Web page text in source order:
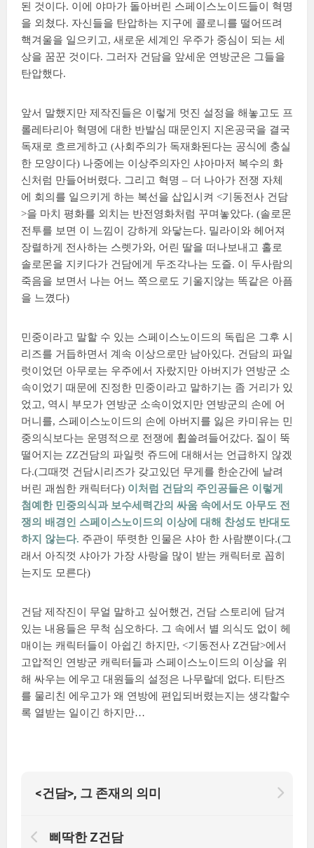
된 것이다. 이에 야마가 돌아버린 스페이스노이드들이 혁명
을 외쳤다. 자신들을 탄압하는 지구에 콜로니를 떨어뜨려
핵겨울을 일으키고, 새로운 세계인 우주가 중심이 되는 세
상을 꿈꾼 것이다. 그러자 건담을 앞세운 연방군은 그들을
탄압했다.
앞서 말했지만 제작진들은 이렇게 멋진 설정을 해놓고도 프
롤레타리아 혁명에 대한 반발심 때문인지 지온공국을 결국
독재로 흐르게하고 (사회주의가 독재화된다는 공식에 충실
한 모양이다) 나중에는 이상주의자인 샤아마저 복수의 화
신처럼 만들어버렸다. 그리고 혁명 – 더 나아가 전쟁 자체
에 회의를 일으키게 하는 복선을 삽입시켜 <기동전사 건담
>을 마치 평화를 외치는 반전영화처럼 꾸며놓았다. (솔로몬
전투를 보면 이 느낌이 강하게 와닿는다. 밀라이와 헤어져
장렬하게 전사하는 스렛가와, 어린 딸을 떠나보내고 홀로
솔로몬을 지키다가 건담에게 두조각나는 도즐. 이 두사람의
죽음을 보면서 나는 어느 쪽으로도 기울지않는 똑같은 아픔
을 느꼈다)
민중이라고 말할 수 있는 스페이스노이드의 독립은 그후 시
리즈를 거듭하면서 계속 이상으로만 남아있다. 건담의 파일
럿이었던 아무로는 우주에서 자랐지만 아버지가 연방군 소
속이었기 때문에 진정한 민중이라고 말하기는 좀 거리가 있
었고, 역시 부모가 연방군 소속이었지만 연방군의 손에 어
머니를, 스페이스노이드의 손에 아버지를 잃은 카미유는 민
중의식보다는 운명적으로 전쟁에 휩쓸려들어갔다. 질이 뚝
떨어지는 ZZ건담의 파일럿 쥬드에 대해서는 언급하지 않겠
다.(그때껏 건담시리즈가 갖고있던 무게를 한순간에 날려
버린 괘씸한 캐릭터다) 이처럼 건담의 주인공들은 이렇게
첨예한 민중의식과 보수세력간의 싸움 속에서도 아무도 전
쟁의 배경인 스페이스노이드의 이상에 대해 찬성도 반대도
하지 않는다. 주관이 뚜렷한 인물은 샤아 한 사람뿐이다.(그
래서 아직껏 샤아가 가장 사랑을 많이 받는 캐릭터로 꼽히
는지도 모른다)
건담 제작진이 무얼 말하고 싶어했건, 건담 스토리에 담겨
있는 내용들은 무척 심오하다. 그 속에서 별 의식도 없이 헤
매이는 캐릭터들이 아쉽긴 하지만, <기동전사 Z건담>에서
고압적인 연방군 캐릭터들과 스페이스노이드의 이상을 위
해 싸우는 에우고 대원들의 설정은 나무랄데 없다. 티탄즈
를 물리친 에우고가 왜 연방에 편입되버렸는지는 생각할수
록 열받는 일이긴 하지만…
<건담>, 그 존재의 의미
삐딱한 Z건담